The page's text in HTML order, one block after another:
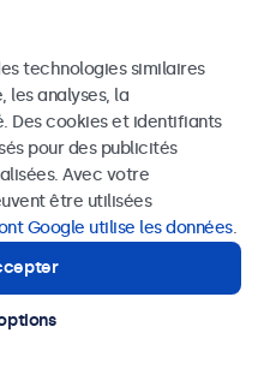
entreprises
+41 43 50 80 772
technologies similaires
les analyses, la
Des cookies et identifiants
pour des publicités
Avec votre
être utilisées
Google utilise les données.